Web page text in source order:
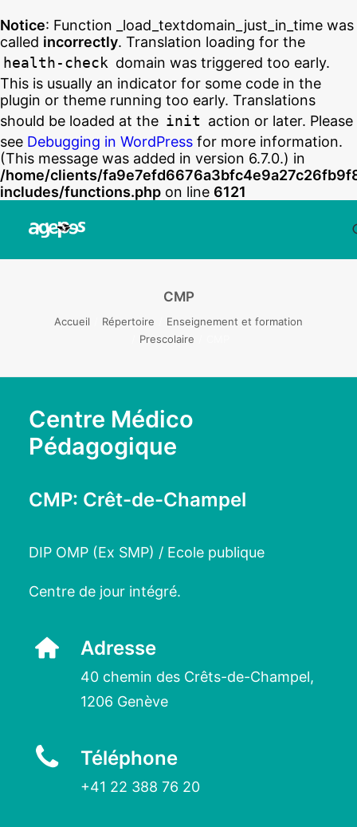
Notice: Function _load_textdomain_just_in_time was
called incorrectly. Translation loading for the
health-check domain was triggered too early.
This is usually an indicator for some code in the
plugin or theme running too early. Translations
should be loaded at the init action or later. Please
see Debugging in WordPress for more information.
(This message was added in version 6.7.0.) in
/home/clients/
includes/functions.php on line 6121
CMP
Accueil Répertoire
Enseignement et formation
Prescolaire
Centre Médico
Pédagogique
CMP: Crêt-de-Champel
DIP OMP (Ex SMP) / Ecole publique
Centre de jour intégré.
Adresse
40 chemin des Crêts-de-Champel,
1206 Genève
Téléphone
+41 22 388 76 20